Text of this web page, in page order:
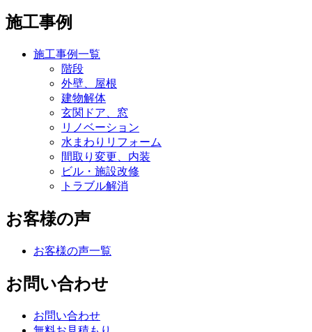
施工事例
施工事例一覧
階段
外壁、屋根
建物解体
玄関ドア、窓
リノベーション
水まわりリフォーム
間取り変更、内装
ビル・施設改修
トラブル解消
お客様の声
お客様の声一覧
お問い合わせ
お問い合わせ